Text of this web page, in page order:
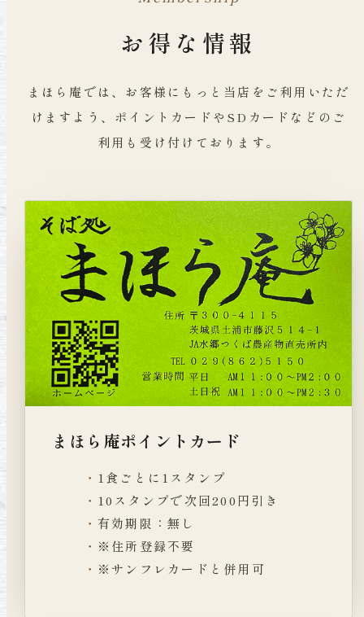
お得な情報
まほら庵では、お客様にもっと当店をご利用いただ
けますよう、ポイントカードやSDカードなどのご
利用も受け付けております。
まほら庵ポイントカード
1食ごとに1スタンプ
10スタンプで次回200円引き
有効期限：無し
※住所登録不要
※サンフレカードと併用可